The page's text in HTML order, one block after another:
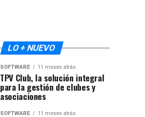
LO + NUEVO
SOFTWARE 11 meses atrás
TPV Club, la solución integral
para la gestión de clubes y
asociaciones
SOFTWARE 11 meses atrás